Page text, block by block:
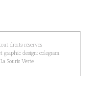
droits réservés
graphic design: colegram
Souris Verte